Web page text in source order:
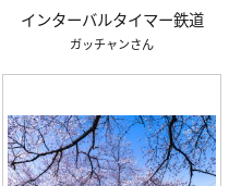
インターバルタイマー鉄道
ガッチャン